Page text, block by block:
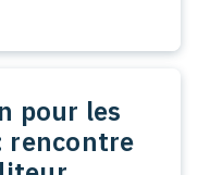
pour les
rencontre